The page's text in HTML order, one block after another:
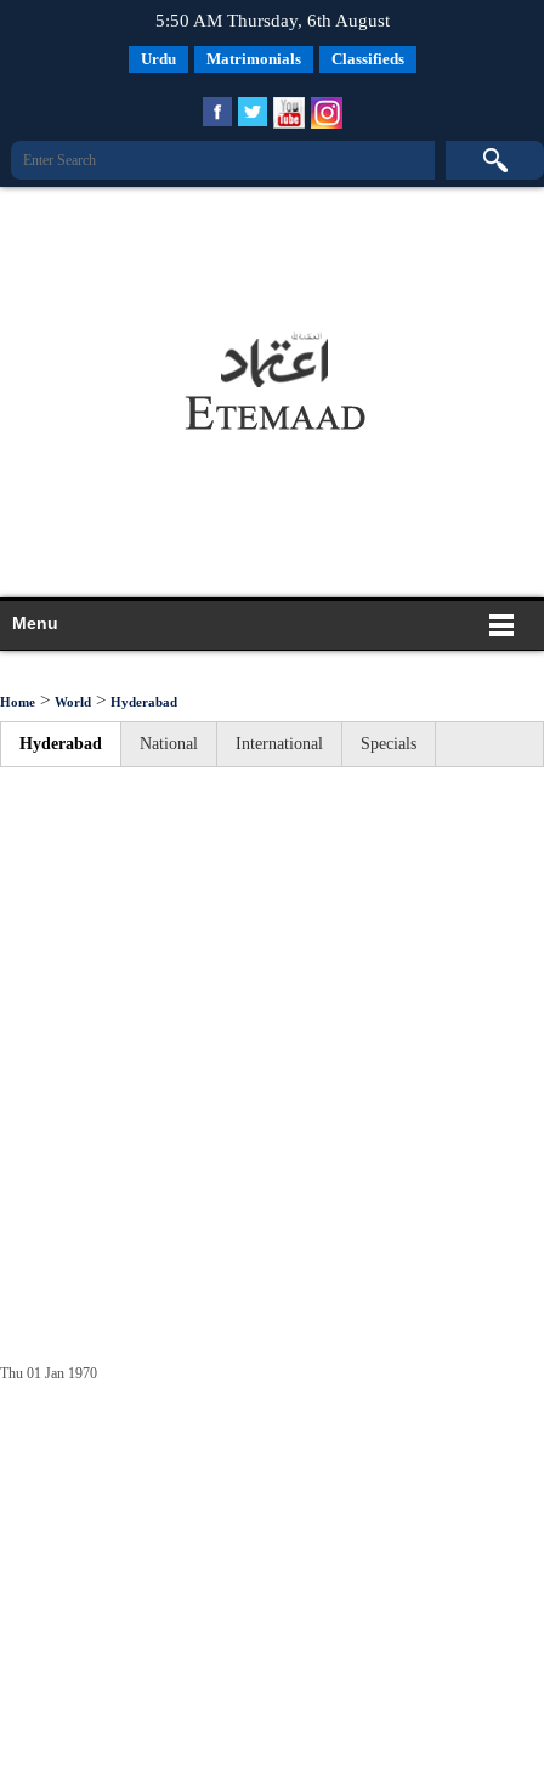
5:50 AM Thursday, 6th August
Urdu Matrimonials Classifieds
Menu
Home > World > Hyderabad
Hyderabad National International Specials
Thu 01 Jan 1970